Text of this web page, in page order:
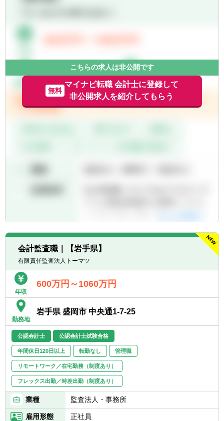
・経理の経験を活かして、もっと成長したい
方
・チームワークを大切にできる方
・変化を楽しめる、前向きな方
・新しい知識を学ぶことに意欲的な方
・金融庁への報告資料作成
・各種プロジェクトへの参画 など
※ 楽天証券ホールディングスの経理業務も兼
務していただきます。
【組織】
こちらの求人は非公開です
無料
マイナビ転職 会計士に登録して
非公開求人を紹介してもらう
会計監査職｜【岩手県】
有限責任監査法人トーマツ
年収
600万円～1060万円
勤務地
岩手県 盛岡市 中央通1-7-25
公認会計士 公認会計士試験合格
年間休日120日以上 転勤なし 管理職
リモートワーク／在宅勤務（制度あり）
フレックス出勤／時差出勤（制度あり）
業種 監査法人・事務所
雇用形態 正社員